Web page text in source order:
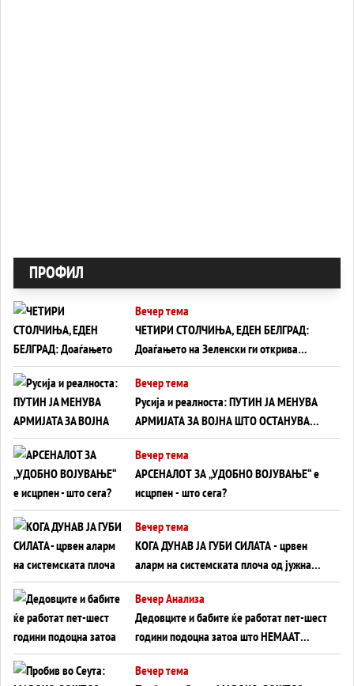
ПРОФИЛ
Вечер тема
ЧЕТИРИ СТОЛЧИЊА, ЕДЕН БЕЛГРАД:
Доаѓањето на Зеленски ги открива
тајните на политиката на балансирање
на Вучиќ
Вечер тема
Русија и реалноста: ПУТИН ЈА МЕНУВА
АРМИЈАТА ЗА ВОЈНА ШТО ОСТАНУВА
БЕЗ ФРОНТ
Вечер тема
АРСЕНАЛОТ ЗА „УДОБНО ВОЈУВАЊЕ“ е
исцрпен - што сега?
Вечер тема
КОГА ДУНАВ ЈА ГУБИ СИЛАТА - црвен
аларм на системската плоча од јужна
Германија до Црното Море...
Вечер Анализа
Дедовците и бабите ќе работат пет-шест
години подоцна затоа што НЕМААТ
ВНУЦИ ДА ГИ ЗАМЕНАТ
Вечер тема